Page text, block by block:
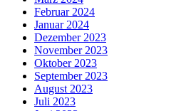
Februar 2024
Januar 2024
Dezember 2023
November 2023
Oktober 2023
September 2023
August 2023
Juli 2023